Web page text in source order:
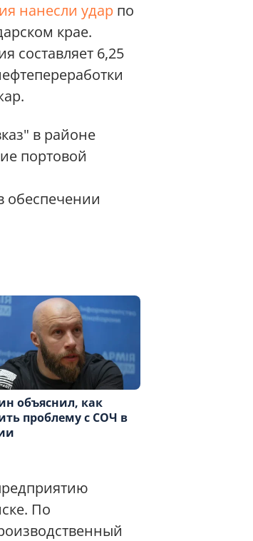
нанесли удар по
крае.
составляет 6,25
в районе
портовой
обеспечении
объяснил, как
проблему с СОЧ в
По